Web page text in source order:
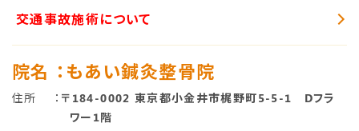
交通事故施術について
院名 ：もあい鍼灸整骨院
住所 ： 〒184-0002 東京都小金井市梶野町5-5-1 Dフラ
ワー1階